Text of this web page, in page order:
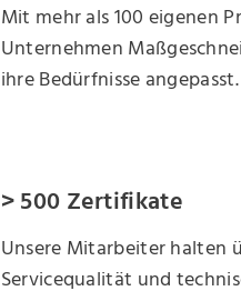
Mit mehr als 100 eigenen
Unternehmen
ihre Bedürfnisse angepasst.
> 500 Zertifikate
Unsere Mitarbeiter halten
Servicequalität und